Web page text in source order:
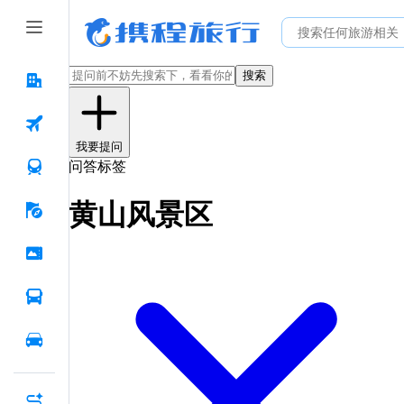
搜索
我要提问
问答标签
黄山风景区